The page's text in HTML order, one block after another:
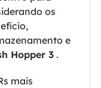
os
e
Hopper 3.
mais